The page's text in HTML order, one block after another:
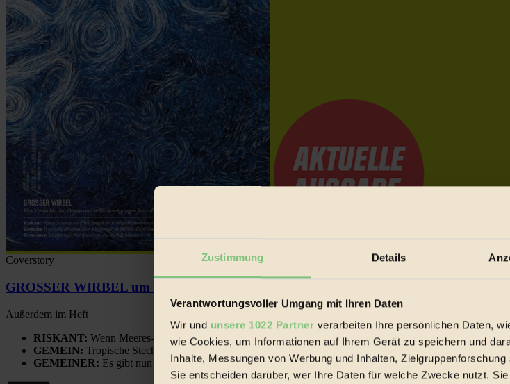
Zustimmung Details
Verantwortungsvoller Umgang mit Ihren Daten
Wir und unsere 1022 Partner verarbeiten Ihre persönlichen Daten,
wie Cookies, um Informationen auf Ihrem Gerät zu speichern und
Inhalte, Messungen von Werbung und Inhalten,
Sie entscheiden darüber, wer Ihre Daten für welche Zwecke nutzt.
Coverstory
GROSSER WIRBEL um Versuche, den Ozean und seine Bewegungen festzuhalten.
Außerdem im Heft
RISKANT: Wenn Meeres- und Wildvögel im Freilandhühnerbetrieb vorbeischauen.
GEMEIN: Tropische Stechmücken fühlen sich in Mitteleuropa inziwschen oft zu Hause.
GEMEINER: Es gibt nun Weinflaschen, die nach Entleerung voll wieder zu dir zurückkommen.